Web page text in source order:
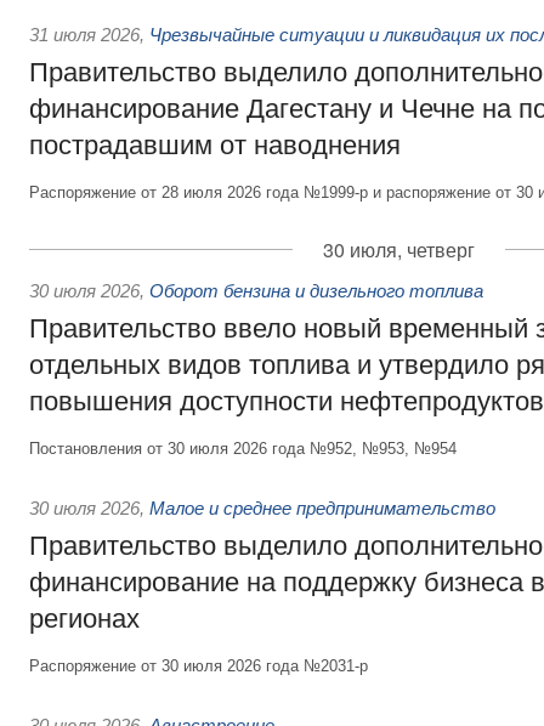
31 июля 2026, Чрезвычайные ситуации и ликвидация их
Правительство выделило
финансирование Дагестану и Чечне на
пострадавшим от наводнения
Распоряжение от 28 июля 2026 года №1999-р и распоряжение от
30 июля, четверг
30 июля 2026, Оборот бензина и дизельного топлива
Правительство ввело новый временный
отдельных видов топлива и утвердило
повышения доступности нефтепродуктов
Постановления от 30 июля 2026 года №952, №953, №954
30 июля 2026, Малое и среднее предпринимательство
Правительство выделило
финансирование на поддержку бизнеса
регионах
Распоряжение от 30 июля 2026 года №2031-р